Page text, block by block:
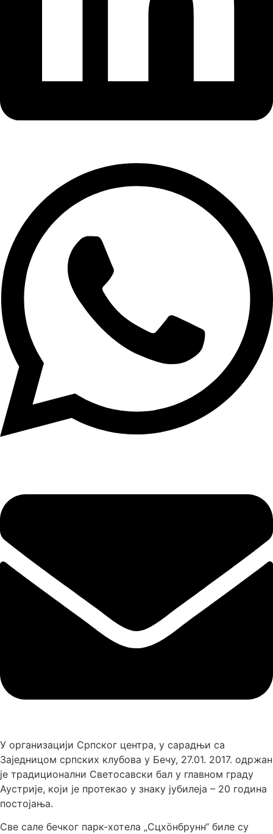
У организацији Српског центра, у сарадњи са
Заједницом српских клубова у Бечу, 27.01. 2017. одржан
је традиционални Светосавски бал у главном граду
Аустрије, који је протекао у знаку јубилеја – 20 година
постојања.
Све сале бечког парк-хотела „Сцхöнбрунн“ биле су